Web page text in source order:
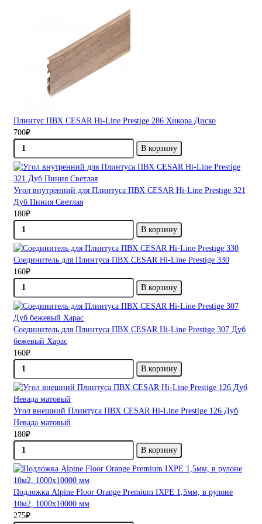
Плинтус ПВХ CESAR Hi-Line Prestige 286 Хикора Диско
700₽
В корзину
Угол внутренний для Плинтуса ПВХ CESAR Hi-Line Prestige 321
Дуб Пиния Светлая
180₽
В корзину
Соединитель для Плинтуса ПВХ CESAR Hi-Line Prestige 330
160₽
В корзину
Соединитель для Плинтуса ПВХ CESAR Hi-Line Prestige 307 Дуб
бежевый Харас
160₽
В корзину
Угол внешний Плинтуса ПВХ CESAR Hi-Line Prestige 126 Дуб
Невада матовый
180₽
В корзину
Подложка Alpine Floor Orange Premium IXPE 1,5мм, в рулоне
10м2, 1000х10000 мм
275₽